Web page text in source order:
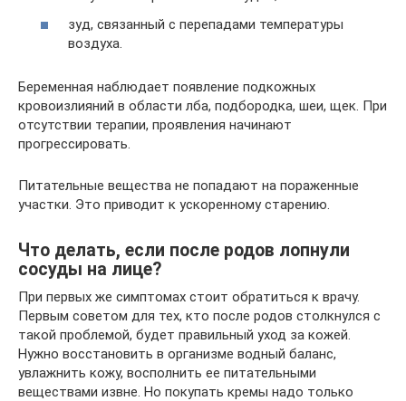
зуд, связанный с перепадами температуры
воздуха.
Беременная наблюдает появление подкожных
кровоизлияний в области лба, подбородка, шеи, щек. При
отсутствии терапии, проявления начинают
прогрессировать.
Питательные вещества не попадают на пораженные
участки. Это приводит к ускоренному старению.
Что делать, если после родов лопнули
сосуды на лице?
При первых же симптомах стоит обратиться к врачу.
Первым советом для тех, кто после родов столкнулся с
такой проблемой, будет правильный уход за кожей.
Нужно восстановить в организме водный баланс,
увлажнить кожу, восполнить ее питательными
веществами извне. Но покупать кремы надо только